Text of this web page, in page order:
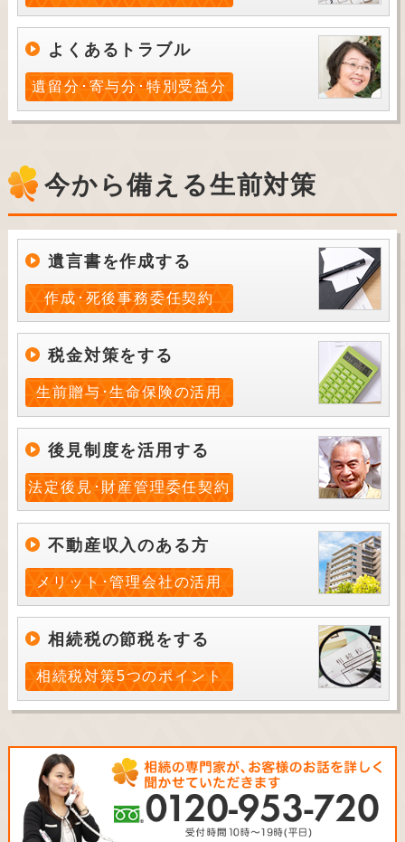
よくあるトラブル
遺留分･寄与分･特別受益分
今から備える生前対策
遺言書を作成する
作成･死後事務委任契約
税金対策をする
生前贈与･生命保険の活用
後見制度を活用する
法定後見･財産管理委任契約
不動産収入のある方
メリット･管理会社の活用
相続税の節税をする
相続税対策5つのポイント